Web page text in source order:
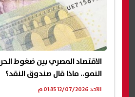
الاقتصاد المصري بين ضغوط
النمو.. ماذا قال صندوق النقد؟
الأحد 12/07/2026 01:35 م